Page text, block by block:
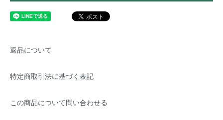
返品について
特定商取引法に基づく表記
この商品について問い合わせる